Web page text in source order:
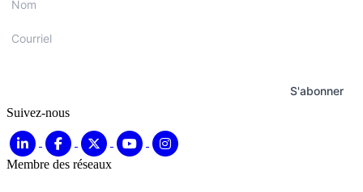
S'abonner
Suivez-nous
Membre des réseaux